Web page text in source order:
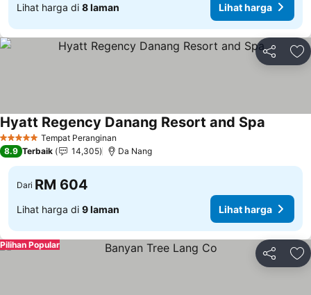
Lihat harga di 8 laman Lihat harga
Kongsi
5 Bintang Tempat Peranginan
Hyatt Regency Danang Resort and Spa
8.9 Terbaik 14,305 Da Nang
Dari RM 604
Lihat harga di 9 laman Lihat harga
Kongsi
Pilihan Popular